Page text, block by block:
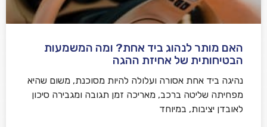
האם מותר לנהוג ביד אחת? ומה המשמעות
הבטיחותית של אחיזת ההגה
נהיגה ביד אחת אסורה ועלולה להיות מסוכנת, משום שהיא
מפחיתה שליטה ברכב, מאריכה זמן תגובה ומגבירה סיכון
לאובדן יציבות, במיוחד